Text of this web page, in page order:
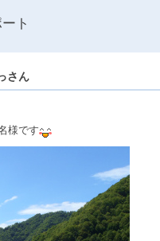
ト
さん
様です